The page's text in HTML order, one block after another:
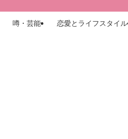
噂・芸能 恋愛とライフスタイル